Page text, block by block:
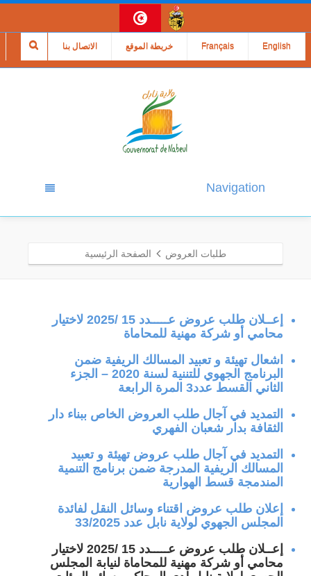
الاتصال بنا خريطة الموقع Français English
Navigation
طلبات العروض الصفحة الرئيسية
إعــلان طلب عروض عـــــدد 15 /2025 لاختيار
محامي أو شركة مهنية للمحاماة
اشعال تهيئة و تعبيد المسالك الريفية ضمن
البرنامج الجهوي للتننية لسنة 2020 – الجزء
الثاني القسط عدد3 المرة الرابعة
التمديد في آجال طلب العروض الخاص ببناء دار
الثقافة بدار شعبان الفهري
التمديد في آجال طلب عروض تهيئة و تعبيد
المسالك الريفية المدرجة ضمن برنامج التنمية
المندمجة قسط الهوارية
إعلان طلب عروض اقتناء وسائل النقل لفائدة
المجلس الجهوي لولاية نابل عدد 33/2025
إعــلان طلب عروض عـــــدد 15 /2025 لاختيار
محامي أو شركة مهنية للمحاماة لنيابة المجلس